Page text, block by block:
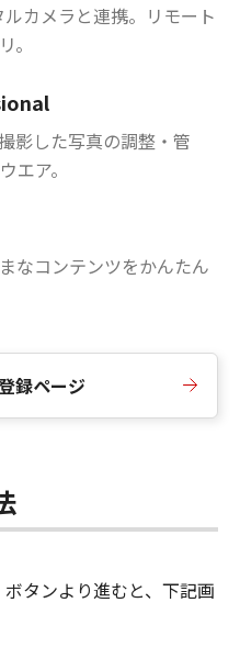
カメラと連携。リモート
。
影した写真の調整・管
エア。
なコンテンツをかんたん
録ページ
ボタンより進むと、下記画